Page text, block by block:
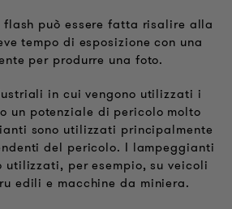
flash può essere fatta risalire alla
tempo di esposizione con una
per produrre una foto.
in cui vengono utilizzati i
un potenziale di pericolo molto
sono utilizzati principalmente
del pericolo. I lampeggianti
utilizzati, per esempio, su veicoli
edili e macchine da miniera.